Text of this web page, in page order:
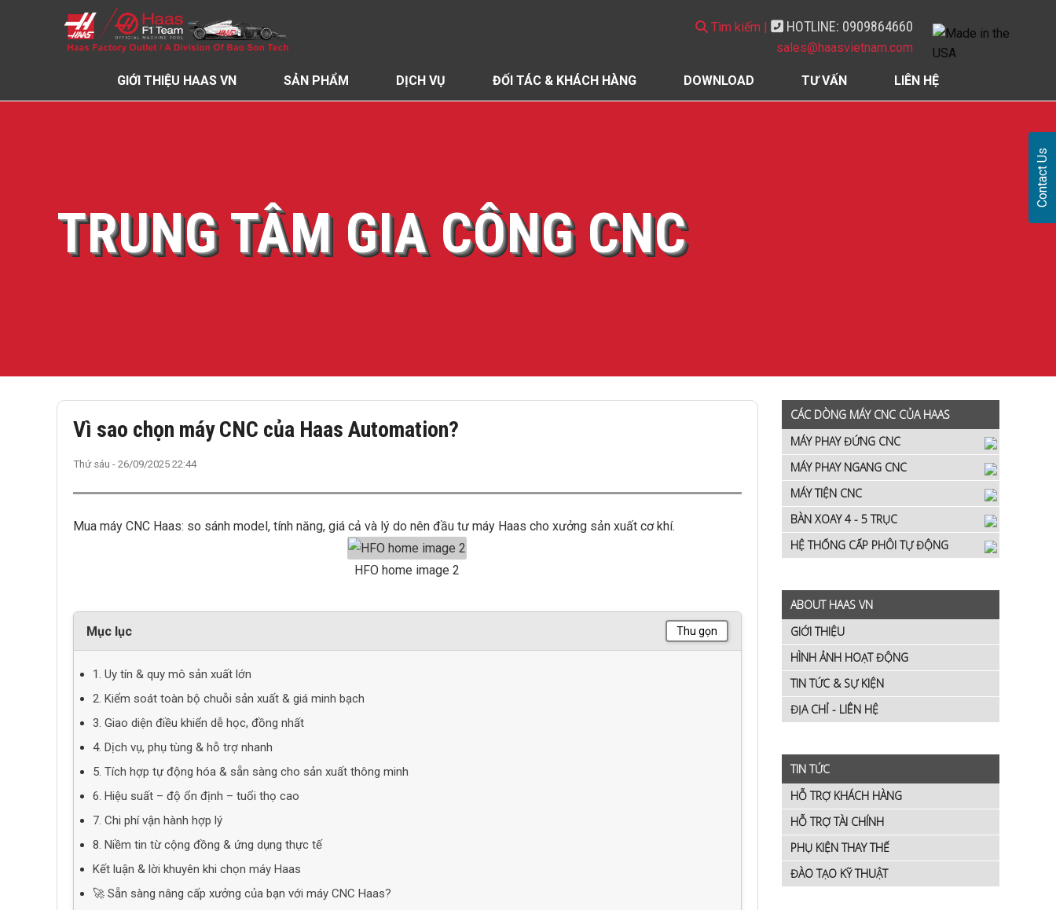
Tìm kiếm | HOTLINE: 0909864660
sales@haasvietnam.com
GIỚI THIỆU HAAS VN SẢN PHẨM DỊCH VỤ ĐỐI TÁC & KHÁCH HÀNG DOWNLOAD TƯ VẤN LIÊN HỆ
TRUNG TÂM GIA CÔNG CNC
Vì sao chọn máy CNC của Haas Automation?
Thứ sáu - 26/09/2025 22:44
Mua máy CNC Haas: so sánh model, tính năng, giá cả và lý do nên đầu tư máy Haas cho xưởng sản xuất cơ khí.
HFO home image 2
Mục lục Thu gọn
1. Uy tín & quy mô sản xuất lớn
2. Kiểm soát toàn bộ chuỗi sản xuất & giá minh bạch
3. Giao diện điều khiển dễ học, đồng nhất
4. Dịch vụ, phụ tùng & hỗ trợ nhanh
5. Tích hợp tự động hóa & sẵn sàng cho sản xuất thông minh
6. Hiệu suất – độ ổn định – tuổi thọ cao
7. Chi phí vận hành hợp lý
8. Niềm tin từ cộng đồng & ứng dụng thực tế
Kết luận & lời khuyên khi chọn máy Haas
🚀 Sẵn sàng nâng cấp xưởng của bạn với máy CNC Haas?
CÁC DÒNG MÁY CNC CỦA HAAS
MÁY PHAY ĐỨNG CNC
MÁY PHAY NGANG CNC
MÁY TIỆN CNC
BÀN XOAY 4 - 5 TRỤC
HỆ THỐNG CẤP PHÔI TỰ ĐỘNG
ABOUT HAAS VN
GIỚI THIỆU
HÌNH ẢNH HOẠT ĐỘNG
TIN TỨC & SỰ KIỆN
ĐỊA CHỈ - LIÊN HỆ
TIN TỨC
HỖ TRỢ KHÁCH HÀNG
HỖ TRỢ TÀI CHÍNH
PHỤ KIỆN THAY THẾ
ĐÀO TẠO KỸ THUẬT
Contact Us